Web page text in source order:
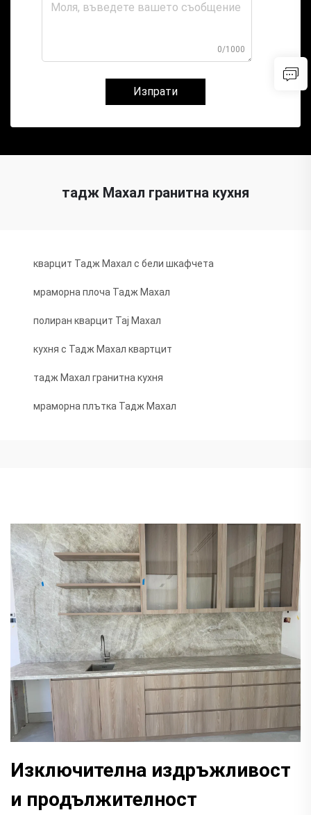
0/1000
Изпрати
тадж Махал гранитна кухня
кварцит Тадж Махал с бели шкафчета
мраморна плоча Тадж Махал
полиран кварцит Тај Махал
кухня с Тадж Махал квартцит
тадж Махал гранитна кухня
мраморна плътка Тадж Махал
Изключителна издръжливост
и продължителност